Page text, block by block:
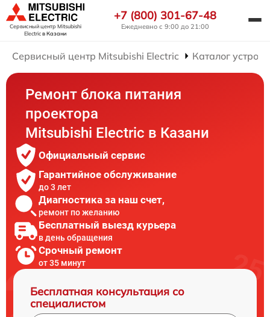
Сервисный центр Mitsubishi
Electricв Казани
+7 (800) 301-67-48
Ежедневно с 9:00 до 21:00
Сервисный центр Mitsubishi Electric Каталог
Ремонт блока питания
проектора
Mitsubishi Electric в Казани
Официальный сервис
Гарантийное обслуживание
до 3 лет
Диагностика за наш счет,
ремонт по желанию
Бесплатный выезд курьера
в день обращения
Срочный ремонт
от 35 минут
Бесплатная консультация со
специалистом